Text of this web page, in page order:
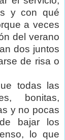
y con qué
a veces
del verano
dos juntos
de risa o
todas las
bonitas,
y no pocas
bajar los
lo que